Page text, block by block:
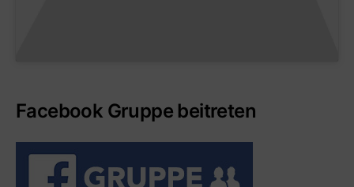
Facebook Gruppe beitreten